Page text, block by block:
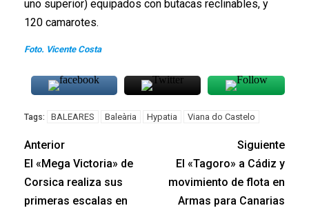
uno superior) equipados con butacas reclinables, y
120 camarotes.
Foto. Vicente Costa
Tags: BALEARES Baleària Hypatia Viana do Castelo
Anterior
El «Mega Victoria» de
Corsica realiza sus
primeras escalas en
Siguiente
El «Tagoro» a Cádiz y
movimiento de flota en
Armas para Canarias